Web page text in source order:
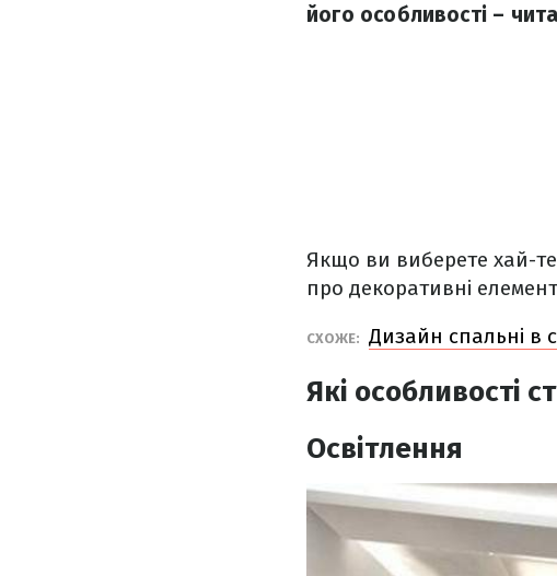
його особливості –
Якщо ви виберете хай-
про декоративні
СХОЖЕ: Дизайн спальні в
Які особливості
Освітлення